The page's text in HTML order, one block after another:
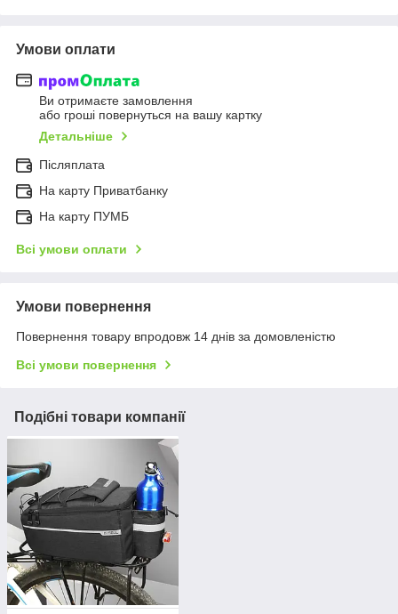
Умови оплати
Ви отримаєте замовлення
або гроші повернуться на вашу картку
Детальніше
Післяплата
На карту Приватбанку
На карту ПУМБ
Всі умови оплати
Умови повернення
Повернення товару впродовж 14 днів за домовленістю
Всі умови повернення
Подібні товари компанії